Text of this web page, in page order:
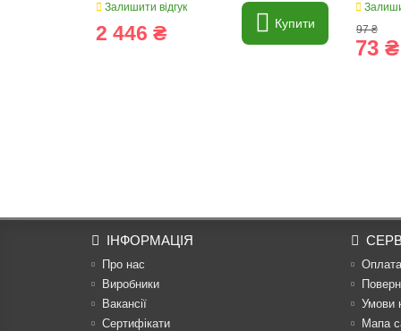
Залишити відгук
2 446 ₴ Купити
97 ₴
73 ₴
ІНФОРМАЦІЯ
Про нас
Виробники
Вакансії
Сертифікати
Оплата
Умови
Мапа